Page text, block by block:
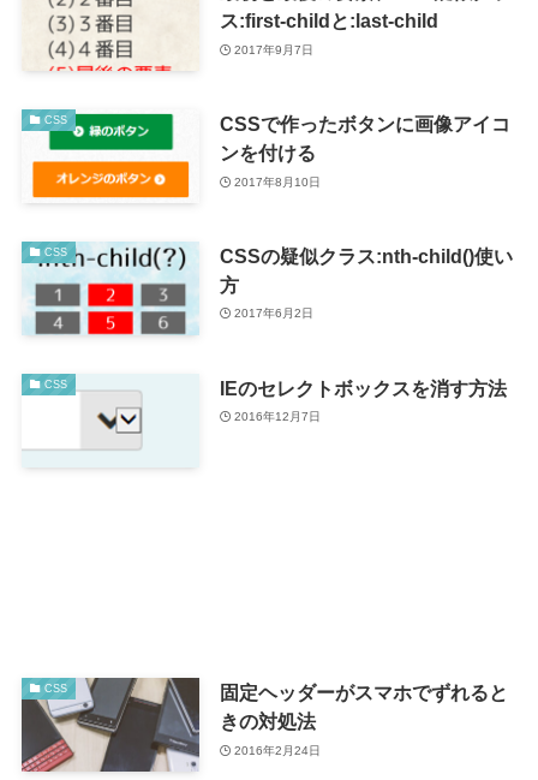
ス:first-childと:last-child
2017年9月7日
CSS
CSSで作ったボタンに画像アイコ
ンを付ける
2017年8月10日
CSS
CSSの疑似クラス:nth-child()使い
方
2017年6月2日
CSS IEのセレクトボックスを消す方法
2016年12月7日
CSS
固定ヘッダーがスマホでずれると
きの対処法
2016年2月24日